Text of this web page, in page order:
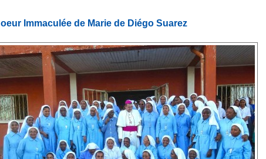
Immaculée de Marie de Diégo Suarez